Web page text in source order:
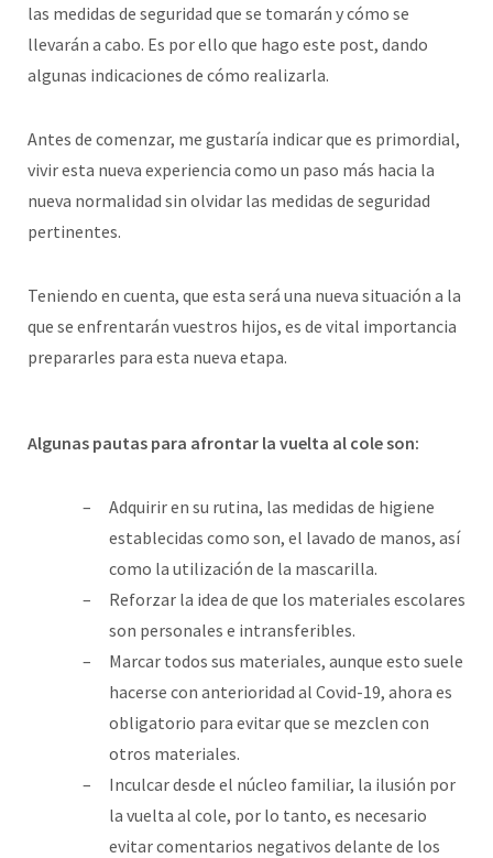
las medidas de seguridad que se tomarán y cómo se
llevarán a cabo. Es por ello que hago este post, dando
algunas indicaciones de cómo realizarla.
Antes de comenzar, me gustaría indicar que es primordial,
vivir esta nueva experiencia como un paso más hacia la
nueva normalidad sin olvidar las medidas de seguridad
pertinentes.
Teniendo en cuenta, que esta será una nueva situación a la
que se enfrentarán vuestros hijos, es de vital importancia
prepararles para esta nueva etapa.
Algunas pautas para afrontar la vuelta al cole son:
Adquirir en su rutina, las medidas de higiene
establecidas como son, el lavado de manos, así
como la utilización de la mascarilla.
Reforzar la idea de que los materiales escolares
son personales e intransferibles.
Marcar todos sus materiales, aunque esto suele
hacerse con anterioridad al Covid-19, ahora es
obligatorio para evitar que se mezclen con
otros materiales.
Inculcar desde el núcleo familiar, la ilusión por
la vuelta al cole, por lo tanto, es necesario
evitar comentarios negativos delante de los